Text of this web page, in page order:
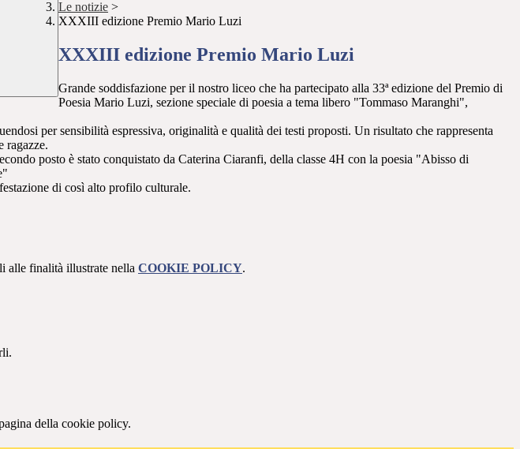
Le notizie >
XXXIII edizione Premio Mario Luzi
XXXIII edizione Premio Mario Luzi
Grande soddisfazione per il nostro liceo che ha partecipato alla 33ª edizione del Premio di
Poesia Mario Luzi, sezione speciale di poesia a tema libero "Tommaso Maranghi",
per sensibilità espressiva, originalità e qualità dei testi proposti. Un risultato che rappresenta
ragazze.
posto è stato conquistato da Caterina Ciaranfi, della classe 4H con la poesia "Abisso di
di così alto profilo culturale.
alle finalità illustrate nella COOKIE POLICY.
della cookie policy.